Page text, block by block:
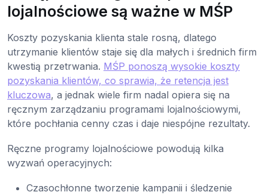
lojalnościowe są ważne w MŚP
Koszty pozyskania klienta stale rosną, dlatego
utrzymanie klientów staje się dla małych i średnich firm
kwestią przetrwania. MŚP ponoszą wysokie koszty
pozyskania klientów, co sprawia, że retencja jest
kluczowa, a jednak wiele firm nadal opiera się na
ręcznym zarządzaniu programami lojalnościowymi,
które pochłania cenny czas i daje niespójne rezultaty.
Ręczne programy lojalnościowe powodują kilka
wyzwań operacyjnych:
Czasochłonne tworzenie kampanii i śledzenie